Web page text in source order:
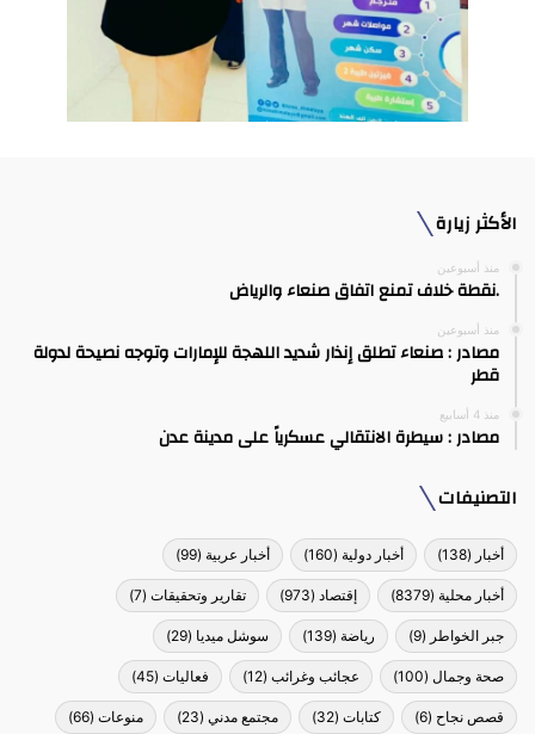
الأكثر زيارة
منذ أسبوعين
.نقطة خلاف تمنع اتفاق صنعاء والرياض
منذ أسبوعين
مصادر : صنعاء تطلق إنذار شديد اللهجة للإمارات وتوجه نصيحة لدولة
قطر
منذ 4 أسابيع
مصادر : سيطرة الانتقالي عسكرياً على مدينة عدن
التصنيفات
أخبار (138) أخبار دولية (160) أخبار عربية (99)
أخبار محلية (8379) إقتصاد (973) تقارير وتحقيقات (7)
جبر الخواطر (9) رياضة (139) سوشل ميديا (29)
صحة وجمال (100) عجائب وغرائب (12) فعاليات (45)
قصص نجاح (6) كتابات (32) مجتمع مدني (23) منوعات (66)